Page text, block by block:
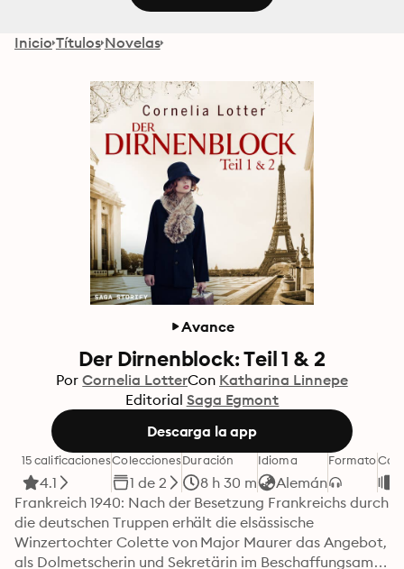
Inicio Títulos Novelas
Avance
Der Dirnenblock: Teil 1 & 2
Por Cornelia LotterCon Katharina Linnepe
Editorial Saga Egmont
Descarga la app
15 calificaciones
4.1
Colecciones
1 de 2
Duración
8 h 30 m
Idioma
Alemán
Formato
Frankreich 1940: Nach der Besetzung Frankreichs durch
die deutschen Truppen erhält die elsässische
Winzertochter Colette von Major Maurer das Angebot,
als Dolmetscherin und Sekretärin im Beschaffungsamt